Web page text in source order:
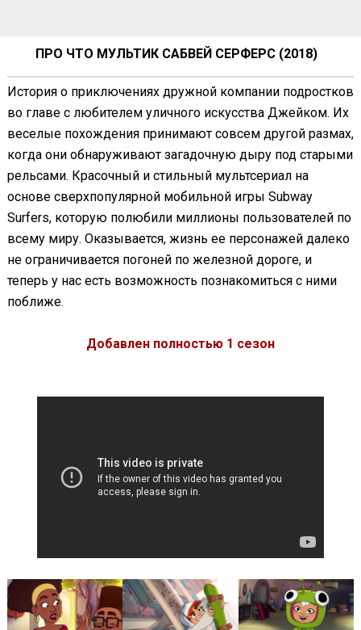
ПРО ЧТО МУЛЬТИК САБВЕЙ СЕРФЕРС (2018)
История о приключениях дружной компании подростков
во главе с любителем уличного искусства Джейком. Их
веселые похождения принимают совсем другой размах,
когда они обнаруживают загадочную дыру под старыми
рельсами. Красочный и стильный мультсериал на
основе сверхпопулярной мобильной игры Subway
Surfers, которую полюбили миллионы пользователей по
всему миру. Оказывается, жизнь ее персонажей далеко
не ограничивается погоней по железной дороге, и
теперь у нас есть возможность познакомиться с ними
поближе.
Добавлен полностью 1 сезон